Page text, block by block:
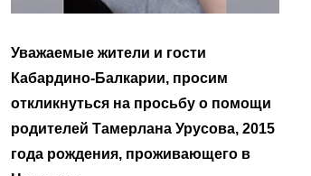
Уважаемые земляки и все
неравнодушные граждане.
Читать далее